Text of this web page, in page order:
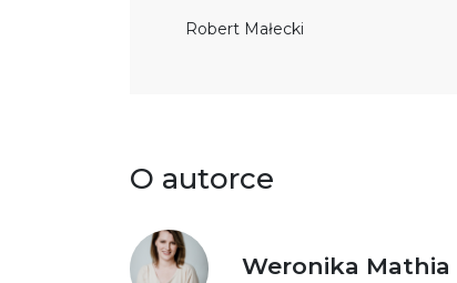
Robert Małecki
O autorce
Weronika Mathia